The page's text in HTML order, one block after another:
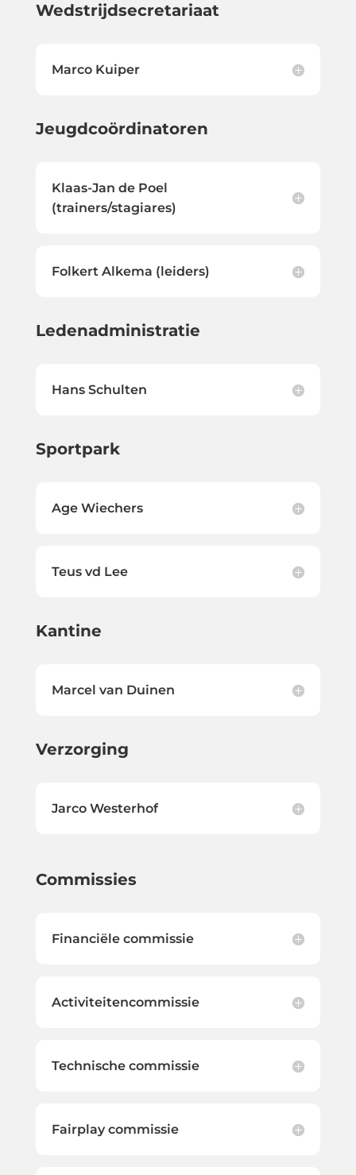
Wedstrijdsecretariaat
Marco Kuiper
Jeugdcoördinatoren
Klaas-Jan de Poel
(trainers/stagiares)
Folkert Alkema (leiders)
Ledenadministratie
Hans Schulten
Sportpark
Age Wiechers
Teus vd Lee
Kantine
Marcel van Duinen
Verzorging
Jarco Westerhof
Commissies
Financiële commissie
Activiteitencommissie
Technische commissie
Fairplay commissie